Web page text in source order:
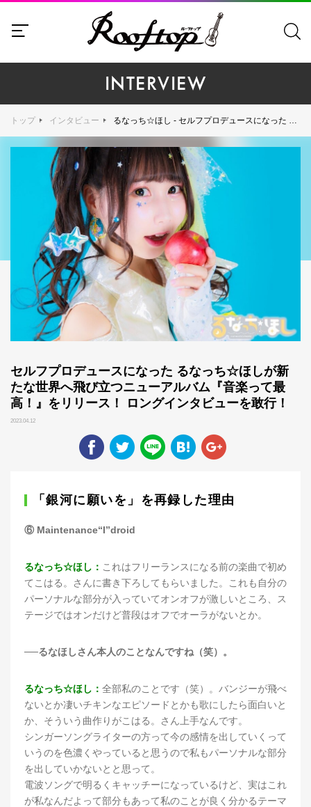
INTERVIEW
トップ インタビュー るなっち☆ほし - セルフプロデュースになった るなっち☆ほしが新たな世界へ飛び立つニューアルバム『音楽って最高！』をリリース！ ロングインタビューを敢行！
セルフプロデュースになった るなっち☆ほしが新
たな世界へ飛び立つニューアルバム『音楽って最
高！』をリリース！ ロングインタビューを敢行！
2023.04.12
「銀河に願いを」を再録した理由
⑥ Maintenance“I”droid
るなっち☆ほし： これはフリーランスになる前の楽曲で初め
てこはる。さんに書き下ろしてもらいました。これも自分の
パーソナルな部分が入っていてオンオフが激しいところ、ス
テージではオンだけど普段はオフでオーラがないとか。
──るなほしさん本人のことなんですね（笑）。
るなっち☆ほし： 全部私のことです（笑）。バンジーが飛べ
ないとか凄いチキンなエピソードとかも歌にしたら面白いと
か、そういう曲作りがこはる。さん上手なんです。
シンガーソングライターの方って今の感情を出していくって
いうのを色濃くやっていると思うので私もパーソナルな部分
を出していかないとと思って。
電波ソングで明るくキャッチーになっているけど、実はこれ
が私なんだよって部分もあって私のことが良く分かるテーマ